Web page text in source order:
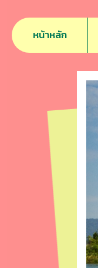
หน้าหลัก